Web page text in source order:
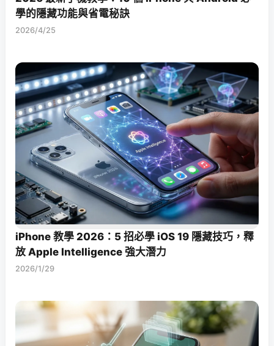
學的隱藏功能與省電秘訣
2026/4/25
iPhone 教學 2026：5 招必學 iOS 19 隱藏技巧，釋
放 Apple Intelligence 強大潛力
2026/1/29